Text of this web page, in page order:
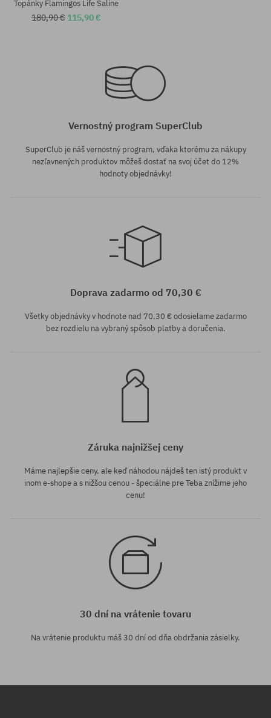
45; 46
Topánky Flamingos Life Saline
180,90 € 115,90 €
Vernostný program SuperClub
SuperClub je náš vernostný program, vďaka ktorému za nákupy
nezľavnených produktov môžeš dostať na svoj účet do 12%
hodnoty objednávky!
Doprava zadarmo od 70,30 €
Všetky objednávky v hodnote nad 70,30 € odosielame zadarmo
bez rozdielu na vybraný spôsob platby a doručenia.
Záruka najnižšej ceny
Máme najlepšie ceny, ale keď náhodou nájdeš ten istý produkt v
inom e-shope a s nižšou cenou - špeciálne pre Teba znížime jeho
cenu!
30 dní na vrátenie tovaru
Na vrátenie produktu máš 30 dní od dňa obdržania zásielky.